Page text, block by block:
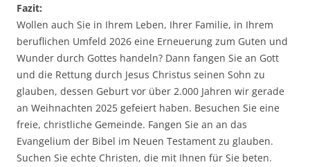
Fazit:
Wollen auch Sie in Ihrem Leben, Ihrer Familie, in Ihrem
beruflichen Umfeld 2026 eine Erneuerung zum Guten und
Wunder durch Gottes handeln? Dann fangen Sie an Gott
und die Rettung durch Jesus Christus seinen Sohn zu
glauben, dessen Geburt vor über 2.000 Jahren wir gerade
an Weihnachten 2025 gefeiert haben. Besuchen Sie eine
freie, christliche Gemeinde. Fangen Sie an an das
Evangelium der Bibel im Neuen Testament zu glauben.
Suchen Sie echte Christen, die mit Ihnen für Sie beten.